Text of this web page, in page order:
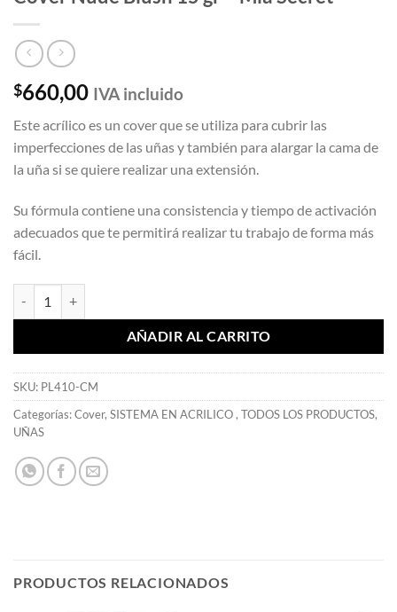
$660,00 IVA incluido
Este acrílico es un cover que se utiliza para cubrir las
imperfecciones de las uñas y también para alargar la cama de
la uña si se quiere realizar una extensión.
Su fórmula contiene una consistencia y tiempo de activación
adecuados que te permitirá realizar tu trabajo de forma más
fácil.
AÑADIR AL CARRITO
SKU: PL410-CM
Categorías:Cover, SISTEMA EN ACRILICO, TODOS LOS PRODUCTOS,
UÑAS
PRODUCTOS RELACIONADOS